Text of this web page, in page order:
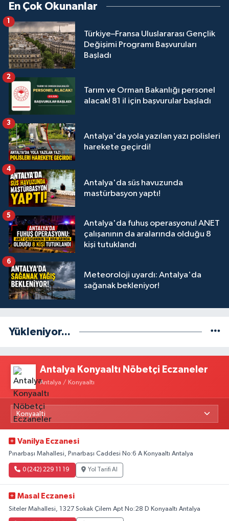
En Çok Okunanlar
Türkiye–Fransa Uluslararası Gençlik
Değişimi Programı Başvuruları
Başladı
1
Tarım ve Orman Bakanlığı personel
alacak! 81 il için başvurular başladı
2
Antalya'da yola yazılan yazı polisleri
harekete geçirdi!
3
Antalya'da süs havuzunda
mastürbasyon yaptı!
4
Antalya'da fuhuş operasyonu! ANET
çalışanının da aralarında olduğu 8
kişi tutuklandı
5
Meteoroloji uyardı: Antalya'da
sağanak bekleniyor!
6
Yükleniyor...
Antalya Konyaaltı Nöbetçi Eczaneler
Antalya / Konyaaltı
Vanilya Eczanesi
Pınarbaşı Mahallesi, Pınarbaşı Caddesi No:6 A Konyaaltı Antalya
0 (242) 229 11 19 Yol Tarifi Al
Masal Eczanesi
Siteler Mahallesi, 1327 Sokak Çilem Apt No:28 D Konyaaltı Antalya